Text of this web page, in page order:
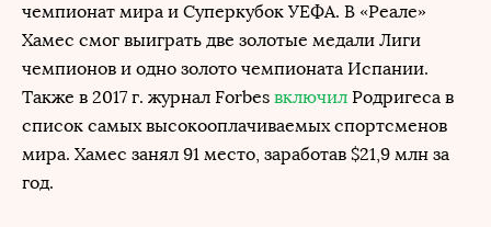
чемпионат мира и Суперкубок УЕФА. В «Реале»
Хамес смог выиграть две золотые медали Лиги
чемпионов и одно золото чемпионата Испании.
Также в 2017 г. журнал Forbes включил Родригеса в
список самых высокооплачиваемых спортсменов
мира. Хамес занял 91 место, заработав $21,9 млн за
год.